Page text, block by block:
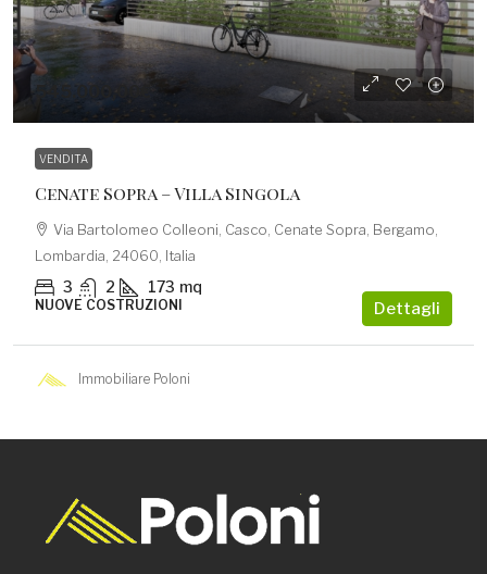
545.000,00€
VENDITA
Cenate Sopra – Villa Singola
Via Bartolomeo Colleoni, Casco, Cenate Sopra, Bergamo,
Lombardia, 24060, Italia
3 2 173 mq
NUOVE COSTRUZIONI Dettagli
Immobiliare Poloni